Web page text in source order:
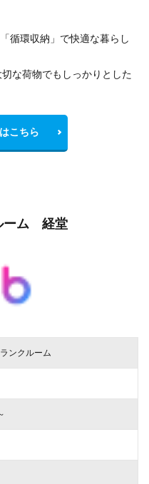
循環収納」で快適な暮らし
な荷物でもしっかりとした
こちら
ーム 経堂
ンクルーム